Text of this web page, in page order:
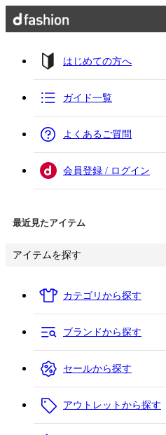
はじめての方へ
ガイド一覧
よくあるご質問
会員登録 / ログイン
最近見たアイテム
アイテムを探す
カテゴリから探す
ブランドから探す
セールから探す
アウトレットから探す